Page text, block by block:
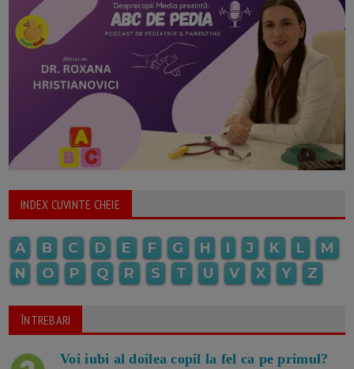
INDEX CUVINTE CHEIE
A B C D E F G H I J K L
M
N
O P Q R S T U V X Y Z
ÎNTREBARI
Voi iubi al doilea copil la fel ca pe primul?